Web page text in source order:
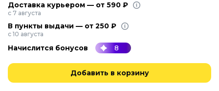
Доставка курьером — от 590 ₽
с 7 августа
В пункты выдачи — от 250 ₽
с 10 августа
Начислится бонусов 8
Добавить в корзину